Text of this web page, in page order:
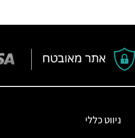
ניווט כללי